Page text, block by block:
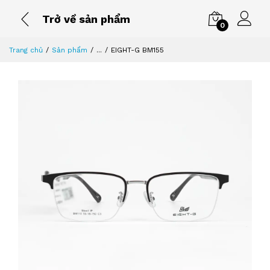
Trở về sản phẩm
0
Trang chủ Sản phẩm ... EIGHT-G BM155